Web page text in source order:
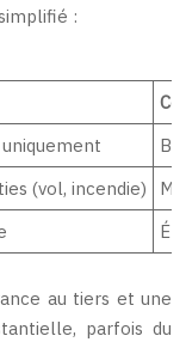
:
(vol, incendie)
au tiers et une
parfois du